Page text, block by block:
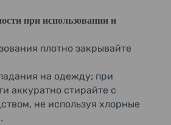
при использовании и
плотно закрывайте
на одежду; при
аккуратно стирайте с
не используя хлорные